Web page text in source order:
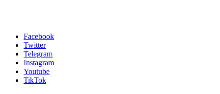
Facebook
Twitter
Telegram
Instagram
Youtube
TikTok